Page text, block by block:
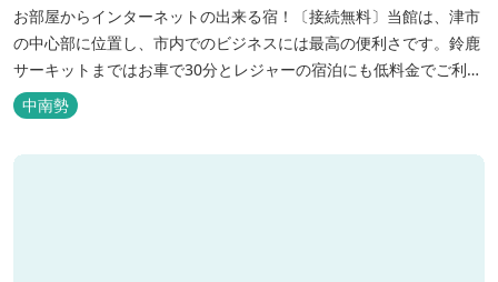
お部屋からインターネットの出来る宿！〔接続無料〕当館は、津市
の中心部に位置し、市内でのビジネスには最高の便利さです。鈴鹿
サーキットまではお車で30分とレジャーの宿泊にも低料金でご利用
いただけます。
中南勢